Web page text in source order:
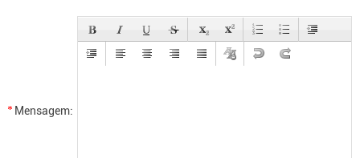
Mensagem: